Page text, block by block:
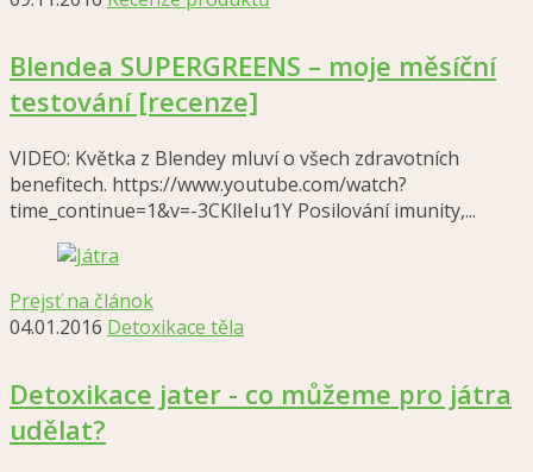
Blendea SUPERGREENS – moje měsíční
testování [recenze]
VIDEO: Květka z Blendey mluví o všech zdravotních
benefitech. https://www.youtube.com/watch?
time_continue=1&v=-3CKlIeIu1Y Posilování imunity,...
Prejsť na článok
04.01.2016 Detoxikace těla
Detoxikace jater - co můžeme pro játra
udělat?